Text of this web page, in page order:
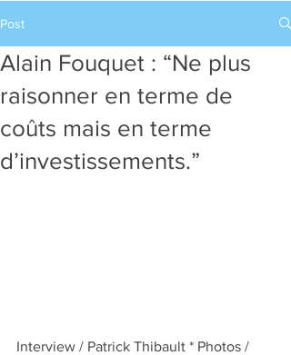
Post
Alain Fouquet : “Ne plus
raisonner en terme de
coûts mais en terme
d’investissements.”
Interview / Patrick Thibault * Photos /